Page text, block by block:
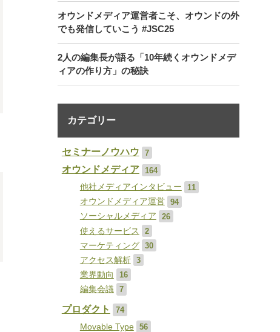
オウンドメディア運営者こそ、オウンドの外
でも発信していこう #JSC25
2人の編集長が語る「10年続くオウンドメデ
ィアの作り方」の秘訣
カテゴリー
セミナーノウハウ 7
オウンドメディア
164
他社メディアインタビュー
11
オウンドメディア運営
94
ソーシャルメディア
26
使えるサービス
2
マーケティング
30
アクセス解析
3
業界動向
16
編集会議
7
プロダクト
74
Movable Type
56